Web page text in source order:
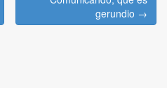
gerundio →